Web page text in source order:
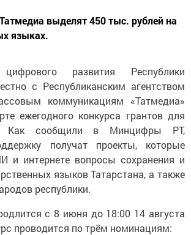
выделят 450 тыс. рублей на
языках.
развития Республики
с Республиканским агентством
коммуникациям «Татмедиа»
ежегодного конкурса грантов для
Как сообщили в Минцифры РТ,
получат проекты, которые
и интернете вопросы сохранения и
языков Татарстана, а также
республики.
с 8 июня до 18:00 14 августа
проводится по трём номинациям: